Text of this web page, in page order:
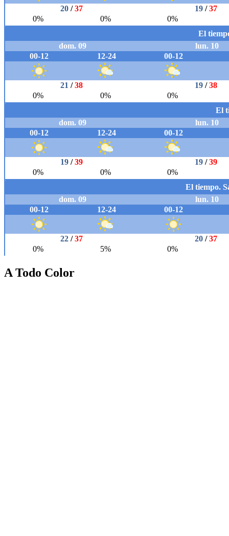
A Todo Color